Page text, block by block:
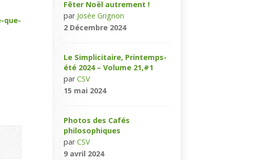
que-
Fêter Noël autrement !
par Josée Grignon
2 Décembre 2024
Le Simplicitaire, Printemps-
été 2024 – Volume 21,#1
parCSV
15 mai 2024
Photos des Cafés
philosophiques
parCSV
9 avril 2024